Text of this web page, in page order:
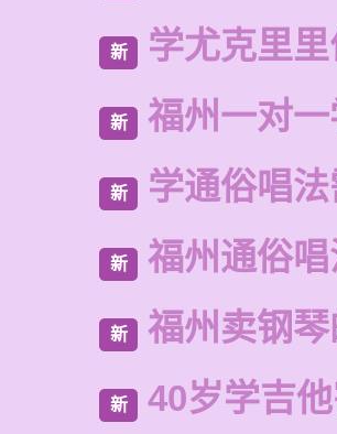
新 学尤克里
新 福州一对
新 学通俗唱
新 福州通俗
新 福州卖钢
新 40岁学吉